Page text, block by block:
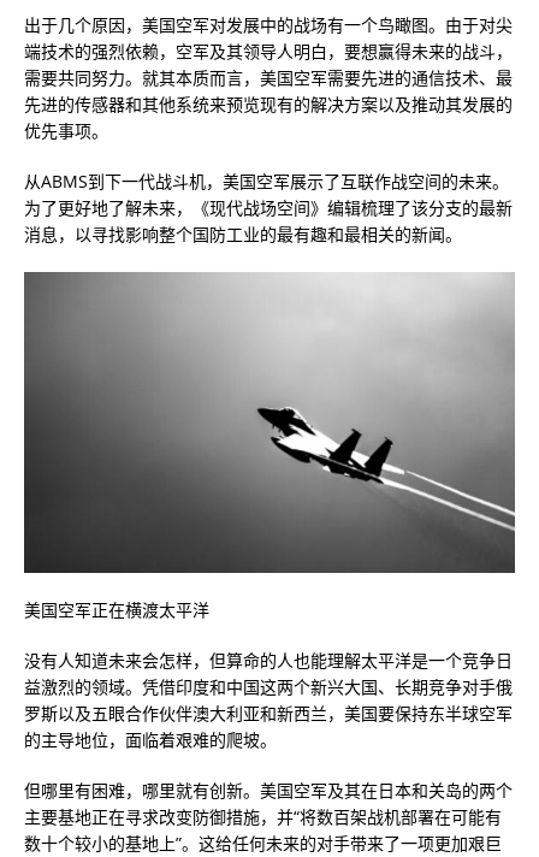
出于几个原因，美国空军对发展中的战场有一个鸟瞰图。由于对尖
端技术的强烈依赖，空军及其领导人明白，要想赢得未来的战斗，
需要共同努力。就其本质而言，美国空军需要先进的通信技术、最
先进的传感器和其他系统来预览现有的解决方案以及推动其发展的
优先事项。
从ABMS到下一代战斗机，美国空军展示了互联作战空间的未来。
为了更好地了解未来，《现代战场空间》编辑梳理了该分支的最新
消息，以寻找影响整个国防工业的最有趣和最相关的新闻。
美国空军正在横渡太平洋
没有人知道未来会怎样，但算命的人也能理解太平洋是一个竞争日
益激烈的领域。凭借印度和中国这两个新兴大国、长期竞争对手俄
罗斯以及五眼合作伙伴澳大利亚和新西兰，美国要保持东半球空军
的主导地位，面临着艰难的爬坡。
但哪里有困难，哪里就有创新。美国空军及其在日本和关岛的两个
主要基地正在寻求改变防御措施，并“将数百架战机部署在可能有
数十个较小的基地上”。这给任何未来的对手带来了一项更加艰巨